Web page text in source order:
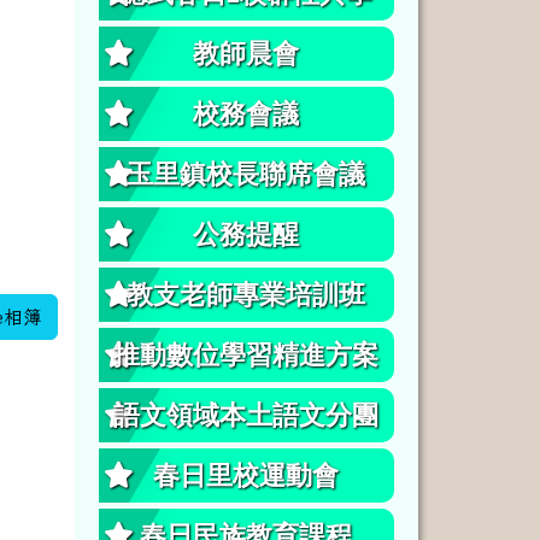
簿
教師晨會
校務會議
玉里鎮校長聯席會議
公務提醒
教支老師專業培訓班
推動數位學習精進方案
語文領域本土語文分團
春日里校運動會